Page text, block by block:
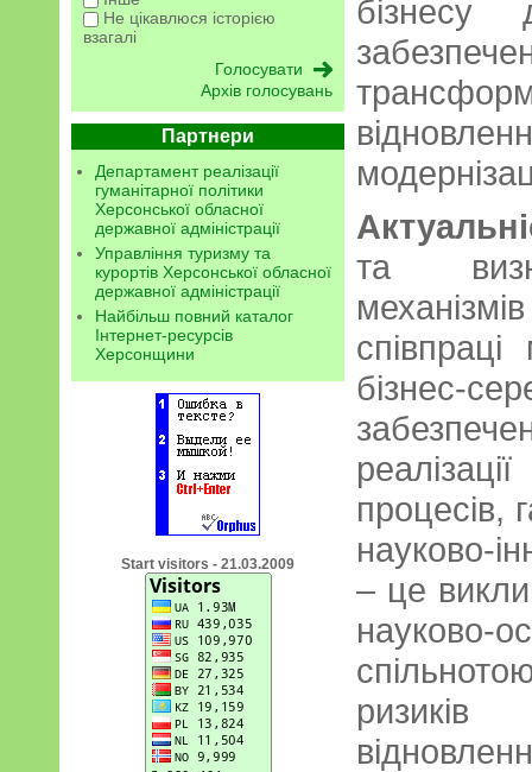
Не цікавлюся історією
взагалі
Архів голосувань
Партнери
Департамент реалізації
гуманітарної політики
Херсонської обласної
державної адміністрації
Управління туризму та
курортів Херсонської обласної
державної адміністрації
Найбільш повний каталог
Інтернет-ресурсів
Херсонщини
Start visitors - 21.03.2009
бізнесу
та
процесів,
науково-
– це